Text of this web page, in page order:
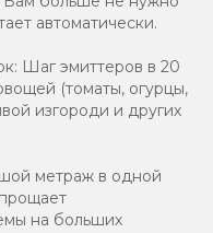
автоматически.
Шаг эмиттеров в 20
(томаты, огурцы,
изгороди и других
метраж в одной
на больших